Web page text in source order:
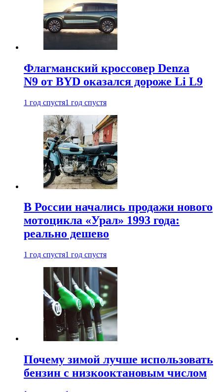
Флагманский кроссовер Denza
N9 от BYD оказался дороже Li L9
1 год спустя1 год спустя
В России начались продажи нового
мотоцикла «Урал» 1993 года:
реально дешево
1 год спустя1 год спустя
Почему зимой лучше использовать
бензин с низкооктановым числом